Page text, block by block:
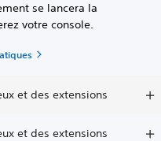
se lancera la
votre console.
et des extensions
et des extensions